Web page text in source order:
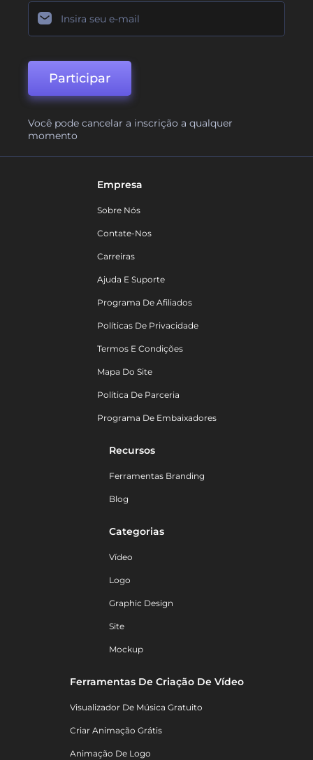
Participar
Você pode cancelar a inscrição a qualquer
momento
Empresa
Sobre Nós
Contate-Nos
Carreiras
Ajuda E Suporte
Programa De Afiliados
Políticas De Privacidade
Termos E Condições
Mapa Do Site
Política De Parceria
Programa De Embaixadores
Recursos
Ferramentas Branding
Blog
Categorias
Vídeo
Logo
Graphic Design
Site
Mockup
Ferramentas De Criação De Vídeo
Visualizador De Música Gratuito
Criar Animação Grátis
Animação De Logo